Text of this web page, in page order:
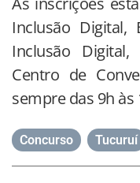
Inclusão
Inclusão
Centro de
sempre das 9h às
Concurso Tucuruí